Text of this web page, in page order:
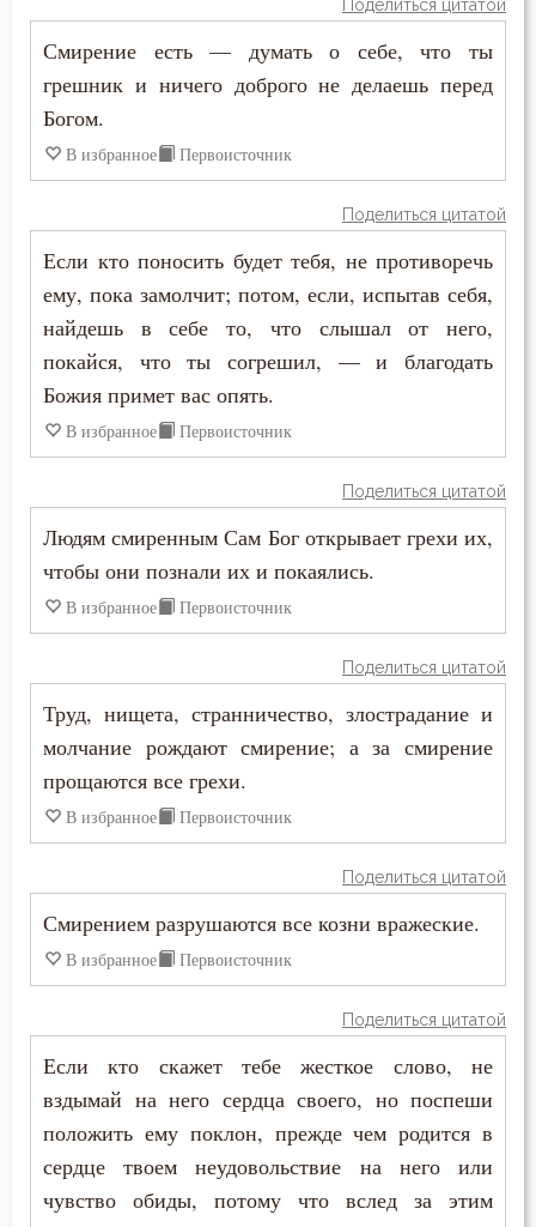
Забота
Зависть
Заповеди
Зло
Злопамятство
Искушение
Исповедь
Истина
Красота
Крест
Крещение
Кротость
Лень
Лукавство
Любовь Божия
Месть
Петр Дамаскин
Серафим Саровский
Силуан Афонский
Симеон Благоговейный
Симеон Новый Богослов
Тихон Задонский
Феогност
Феодор Эдесский
Филофей Синайский
Поделиться цитатой
Смирение есть — думать о себе, что ты
грешник и ничего доброго не делаешь перед
Богом.
В избранное Первоисточник
Поделиться цитатой
Если кто поносить будет тебя, не противоречь
ему, пока замолчит; потом, если, испытав себя,
найдешь в себе то, что слышал от него,
покайся, что ты согрешил, — и благодать
Божия примет вас опять.
В избранное Первоисточник
Поделиться цитатой
Людям смиренным Сам Бог открывает грехи их,
чтобы они познали их и покаялись.
В избранное Первоисточник
Поделиться цитатой
Труд, нищета, странничество, злострадание и
молчание рождают смирение; а за смирение
прощаются все грехи.
В избранное Первоисточник
Поделиться цитатой
Смирением разрушаются все козни вражеские.
В избранное Первоисточник
Поделиться цитатой
Если кто скажет тебе жесткое слово, не
вздымай на него сердца своего, но поспеши
положить ему поклон, прежде чем родится в
сердце твоем неудовольствие на него или
чувство обиды, потому что вслед за этим